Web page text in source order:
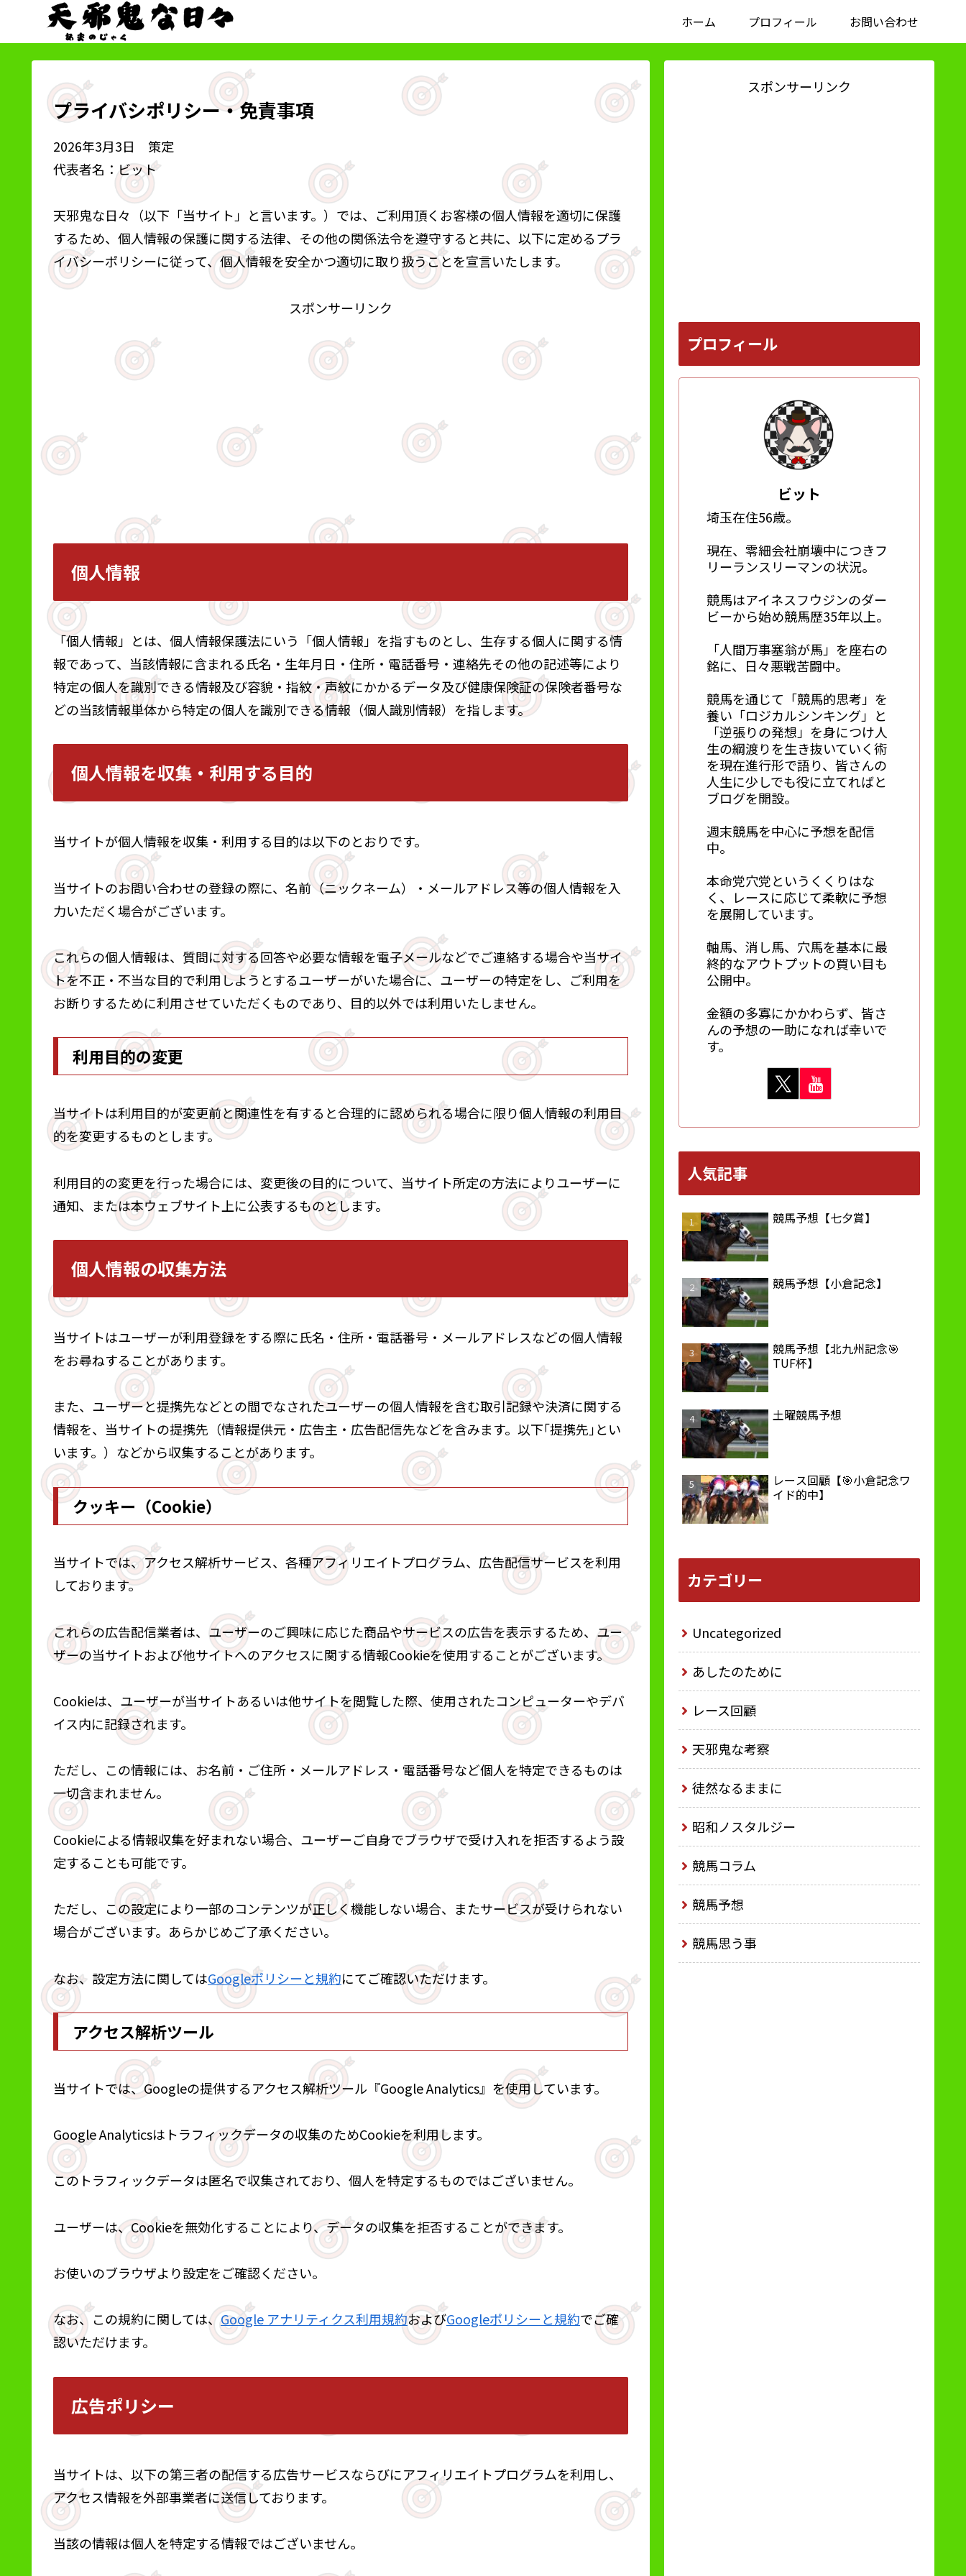
ホーム プロフィール お問い合わせ
プライバシポリシー・免責事項
2026年3月3日 策定
代表者名：ビット
天邪鬼な日々（以下「当サイト」と言います。）では、ご利用頂くお客様の個人情報を適切に保護
するため、個人情報の保護に関する法律、その他の関係法令を遵守すると共に、以下に定めるプラ
イバシーポリシーに従って、個人情報を安全かつ適切に取り扱うことを宣言いたします。
スポンサーリンク
個人情報
「個人情報」とは、個人情報保護法にいう「個人情報」を指すものとし、生存する個人に関する情
報であって、当該情報に含まれる氏名・生年月日・住所・電話番号・連絡先その他の記述等により
特定の個人を識別できる情報及び容貌・指紋・声紋にかかるデータ及び健康保険証の保険者番号な
どの当該情報単体から特定の個人を識別できる情報（個人識別情報）を指します。
個人情報を収集・利用する目的
当サイトが個人情報を収集・利用する目的は以下のとおりです。
当サイトのお問い合わせの登録の際に、名前（ニックネーム）・メールアドレス等の個人情報を入
力いただく場合がございます。
これらの個人情報は、質問に対する回答や必要な情報を電子メールなどでご連絡する場合や当サイ
トを不正・不当な目的で利用しようとするユーザーがいた場合に、ユーザーの特定をし、ご利用を
お断りするために利用させていただくものであり、目的以外では利用いたしません。
利用目的の変更
当サイトは利用目的が変更前と関連性を有すると合理的に認められる場合に限り個人情報の利用目
的を変更するものとします。
利用目的の変更を行った場合には、変更後の目的について、当サイト所定の方法によりユーザーに
通知、または本ウェブサイト上に公表するものとします。
個人情報の収集方法
当サイトはユーザーが利用登録をする際に氏名・住所・電話番号・メールアドレスなどの個人情報
をお尋ねすることがあります。
また、ユーザーと提携先などとの間でなされたユーザーの個人情報を含む取引記録や決済に関する
情報を、当サイトの提携先（情報提供元・広告主・広告配信先などを含みます。以下｢提携先｣とい
います。）などから収集することがあります。
クッキー（Cookie）
当サイトでは、アクセス解析サービス、各種アフィリエイトプログラム、広告配信サービスを利用
しております。
これらの広告配信業者は、ユーザーのご興味に応じた商品やサービスの広告を表示するため、ユー
ザーの当サイトおよび他サイトへのアクセスに関する情報Cookieを使用することがございます。
Cookieは、ユーザーが当サイトあるいは他サイトを閲覧した際、使用されたコンピューターやデバ
イス内に記録されます。
ただし、この情報には、お名前・ご住所・メールアドレス・電話番号など個人を特定できるものは
一切含まれません。
Cookieによる情報収集を好まれない場合、ユーザーご自身でブラウザで受け入れを拒否するよう設
定することも可能です。
ただし、この設定により一部のコンテンツが正しく機能しない場合、またサービスが受けられない
場合がございます。あらかじめご了承ください。
なお、設定方法に関してはGoogleポリシーと規約にてご確認いただけます。
アクセス解析ツール
当サイトでは、Googleの提供するアクセス解析ツール『Google Analytics』を使用しています。
Google Analyticsはトラフィックデータの収集のためCookieを利用します。
このトラフィックデータは匿名で収集されており、個人を特定するものではございません。
ユーザーは、Cookieを無効化することにより、データの収集を拒否することができます。
お使いのブラウザより設定をご確認ください。
なお、この規約に関しては、Google アナリティクス利用規約およびGoogleポリシーと規約でご確
認いただけます。
広告ポリシー
当サイトは、以下の第三者の配信する広告サービスならびにアフィリエイトプログラムを利用し、
アクセス情報を外部事業者に送信しております。
当該の情報は個人を特定する情報ではございません。
スポンサーリンク
プロフィール
ビット
埼玉在住56歳。
現在、零細会社崩壊中につきフ
リーランスリーマンの状況。
競馬はアイネスフウジンのダー
ビーから始め競馬歴35年以上。
「人間万事塞翁が馬」を座右の
銘に、日々悪戦苦闘中。
競馬を通じて「競馬的思考」を
養い「ロジカルシンキング」と
「逆張りの発想」を身につけ人
生の綱渡りを生き抜いていく術
を現在進行形で語り、皆さんの
人生に少しでも役に立てればと
ブログを開設。
週末競馬を中心に予想を配信
中。
本命党穴党というくくりはな
く、レースに応じて柔軟に予想
を展開しています。
軸馬、消し馬、穴馬を基本に最
終的なアウトプットの買い目も
公開中。
金額の多寡にかかわらず、皆さ
んの予想の一助になれば幸いで
す。
人気記事
競馬予想【七夕賞】
競馬予想【小倉記念】
競馬予想【北九州記念🎯
TUF杯】
土曜競馬予想
レース回顧【🎯小倉記念ワ
イド的中】
カテゴリー
Uncategorized
あしたのために
レース回顧
天邪鬼な考察
徒然なるままに
昭和ノスタルジー
競馬コラム
競馬予想
競馬思う事